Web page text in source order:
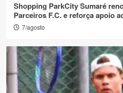
Shopping ParkCity Sumaré
Parceiros F.C. e reforça apoio
7/agosto